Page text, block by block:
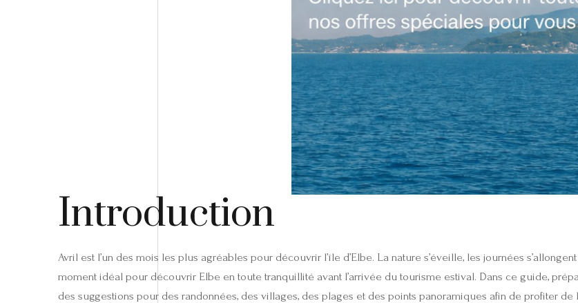
Introduction
Avril est l’un des mois les plus agréables pour découvrir l’île d’Elbe. La nature s’éveille, les journées
moment idéal pour découvrir Elbe en toute tranquillité avant l’arrivée du tourisme estival. Dans ce guide,
des suggestions pour des randonnées, des villages, des plages et des points panoramiques afin de profiter de